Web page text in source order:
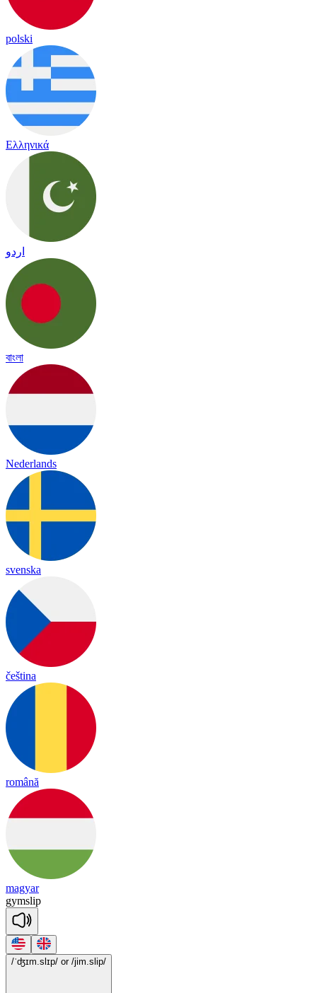
polski
Ελληνικά
اردو
বাংলা
Nederlands
svenska
čeština
română
magyar
gymslip
/ˈʤɪm.slɪp/ or /jim.slip/